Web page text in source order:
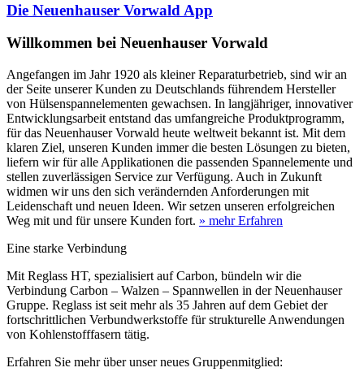
Die Neuenhauser Vorwald App
Willkommen bei Neuenhauser Vorwald
Angefangen im Jahr 1920 als kleiner Reparaturbetrieb, sind wir an
der Seite unserer Kunden zu Deutschlands führendem Hersteller
von Hülsenspannelementen gewachsen. In langjähriger, innovativer
Entwicklungsarbeit entstand das umfangreiche Produktprogramm,
für das Neuenhauser Vorwald heute weltweit bekannt ist. Mit dem
klaren Ziel, unseren Kunden immer die besten Lösungen zu bieten,
liefern wir für alle Applikationen die passenden Spannelemente und
stellen zuverlässigen Service zur Verfügung. Auch in Zukunft
widmen wir uns den sich verändernden Anforderungen mit
Leidenschaft und neuen Ideen. Wir setzen unseren erfolgreichen
Weg mit und für unsere Kunden fort. » mehr Erfahren
Eine starke Verbindung
Mit Reglass HT, spezialisiert auf Carbon, bündeln wir die
Verbindung Carbon – Walzen – Spannwellen in der Neuenhauser
Gruppe. Reglass ist seit mehr als 35 Jahren auf dem Gebiet der
fortschrittlichen Verbundwerkstoffe für strukturelle Anwendungen
von Kohlenstofffasern tätig.
Erfahren Sie mehr über unser neues Gruppenmitglied: